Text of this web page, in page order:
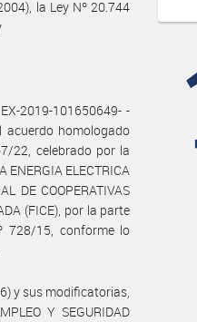
la Ley Nº 20.744
2019-101650649- -
acuerdo homologado
22, celebrado por la
ENERGIA ELECTRICA
DE COOPERATIVAS
(FICE), por la parte
728/15, conforme lo
y sus modificatorias,
Y SEGURIDAD